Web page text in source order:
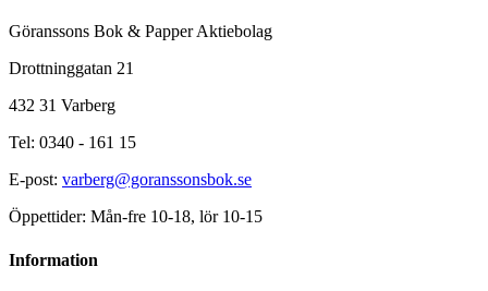
Göranssons Bok & Papper Aktiebolag
Drottninggatan 21
432 31 Varberg
Tel: 0340 - 161 15
E-post: varberg@goranssonsbok.se
Öppettider: Mån-fre 10-18, lör 10-15
Information